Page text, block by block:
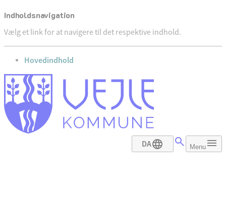
Indholdsnavigation
Vælg et link for at navigere til det respektive indhold.
gå til
Hovedindhold
DA Menu